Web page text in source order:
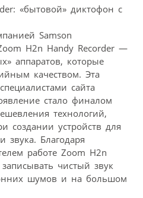
Samson
H2n Handy Recorder —
аппаратов, которые
качеством. Эта
сайта
стало финалом
технологий,
создании устройств для
звука. Благодаря
работе Zoom H2n
чистый звук
шумов и на большом